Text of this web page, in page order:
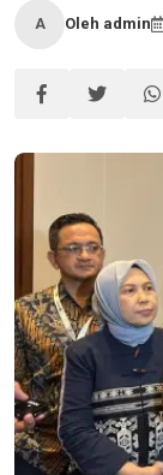
A Oleh admin